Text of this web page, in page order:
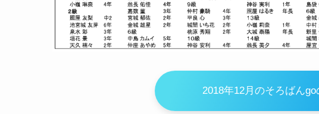
2018年12月のそろばん